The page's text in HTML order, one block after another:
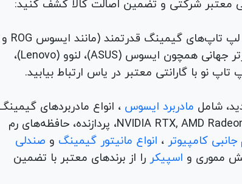
معتبر شرکتی و تضمین اصالت کالا کشف کنید:
برای هر نیاز و سلیقه‌ای، از لپ تاپ‌های گیمینگ قدرتمند (مانند ایسوس ROG و
TUF) تا لپ تاپ‌های دانشجویی، اداری و مهندسی از برندهای برتر جهانی همچون ایسوس (ASUS)، لنوو (Lenovo)،
شامل مادربرد ایسوس ، انواع مادربردهای
برندهای مطرح ام اس آی و گیگابیت. خرید کارت‌های گرافیک NVIDIA RTX, AMD Radeon، پردازنده‌، حافظه‌های رم
جانبی کامپیوتر ، انواع مانیتور گیمینگ
صندلی
اسپیکر را از برندهای معتبر با تضمین